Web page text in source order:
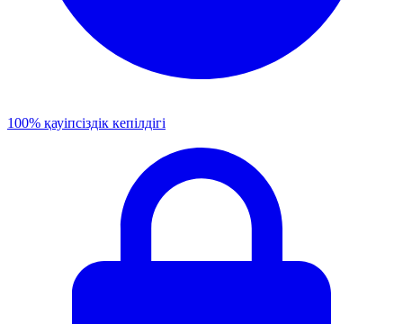
100% қауіпсіздік кепілдігі